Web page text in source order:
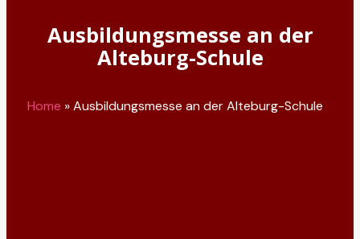
Ausbildungsmesse an der
Alteburg-Schule
Home »Ausbildungsmesse an der Alteburg-Schule